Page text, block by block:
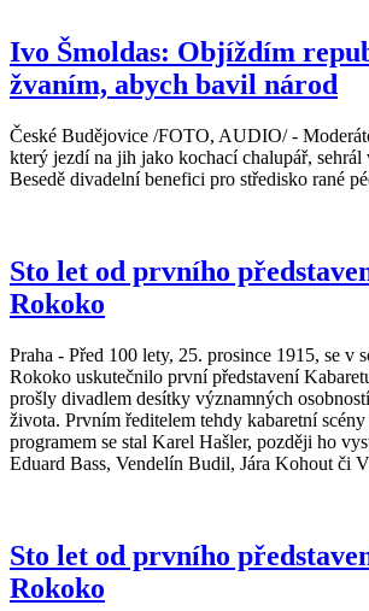
Ivo Šmoldas: Objíždím
žvaním, abych bavil národ
České Budějovice /FOTO, AUDIO/ -
který jezdí na jih jako kochací chalupář, sehrál
Besedě divadelní benefici pro středisko rané
Sto let od prvního
Rokoko
Praha - Před 100 lety, 25. prosince 1915, se v
Rokoko uskutečnilo první představení
prošly divadlem desítky významných
života. Prvním ředitelem tehdy kabaretní
programem se stal Karel Hašler, později ho
Eduard Bass, Vendelín Budil, Jára Kohout či
Sto let od prvního
Rokoko